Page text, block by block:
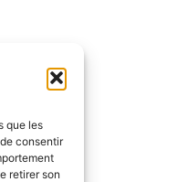
que les
consentir
retirer son